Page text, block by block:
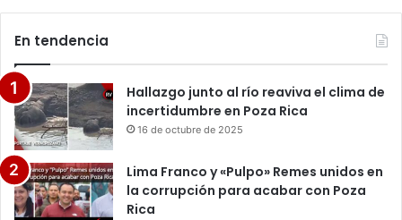
En tendencia
Hallazgo junto al río reaviva el clima de
incertidumbre en Poza Rica
16 de octubre de 2025
Lima Franco y «Pulpo» Remes unidos en
la corrupción para acabar con Poza
Rica